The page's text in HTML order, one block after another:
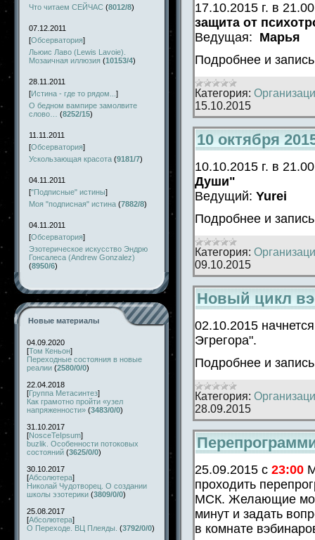
Что читаем СЕЙЧАС (8012/8)
07.12.2011
[Обсерватория]
Льюис Лаво (Lewis Lavoie).
Мозаичная иллюзия (10153/4)
28.11.2011
[Истина - где то рядом... ]
О бедном вампире замолвите
слово…
(8252/15)
11.11.2011
[Обсерватория]
Ускользающая красота (9181/7)
04.11.2011
["Подписные" истины]
Моя "подписная" истина (7882/8)
04.11.2011
[Обсерватория]
Эзотерическое искусство Эндрю
Гонсалеса (Andrew Gonzalez)
(8950/6)
Новые материалы
04.09.2020
[Том Кеньон]
Переходные состояния в новые
реалии (2580/0/0)
22.04.2018
[Группа Метасинтез]
Как грамотно пройти «узел
напряженности» (3483/0/0)
31.10.2017
[NosceTeIpsum]
buzlik. Особенности потоковых
состояний (3625/0/0)
30.10.2017
[Абсолютера]
Николай Чудотворец. О создании
школы эзотерики (3809/0/0)
25.08.2017
[Абсолютера]
О Переходе. ВЦ Плеяды. (3792/0/0)
17.10.2015 г. в
защита от
Ведущая: Марья
Подробнее и
Категория:
15.10.2015
10 октября
10.10.2015 г. в
Души"
Ведущий: Yurei
Подробнее и
Категория:
09.10.2015
Новый цикл
02.10.2015
Эгрегора".
Подробнее и
Категория:
28.09.2015
25.09.2015 с 23:00
проходить
МСК. Желающие
минут и задать
в комнате